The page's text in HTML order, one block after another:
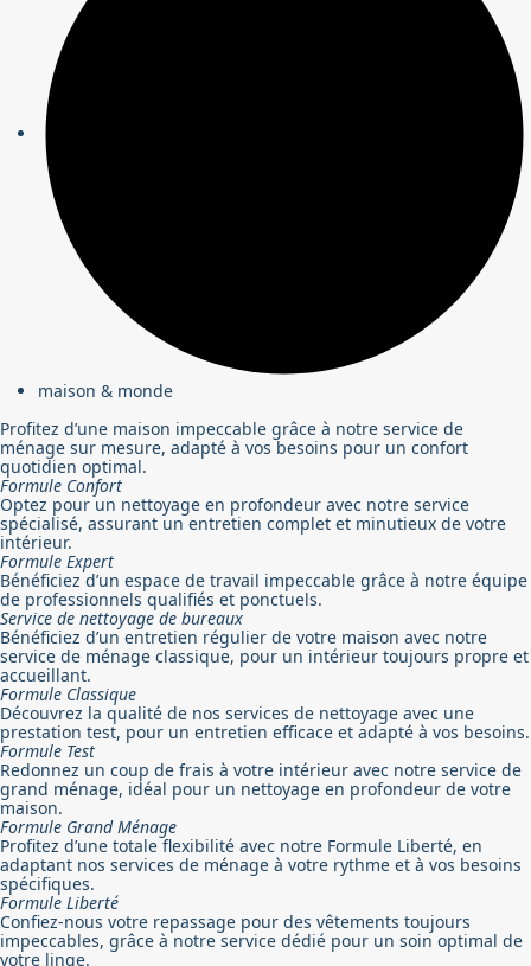
maison & monde
Profitez d’une maison impeccable grâce à notre service de
ménage sur mesure, adapté à vos besoins pour un confort
quotidien optimal.
Formule Confort
Optez pour un nettoyage en profondeur avec notre service
spécialisé, assurant un entretien complet et minutieux de votre
intérieur.
Formule Expert
Bénéficiez d’un espace de travail impeccable grâce à notre équipe
de professionnels qualifiés et ponctuels.
Service de nettoyage de bureaux
Bénéficiez d’un entretien régulier de votre maison avec notre
service de ménage classique, pour un intérieur toujours propre et
accueillant.
Formule Classique
Découvrez la qualité de nos services de nettoyage avec une
prestation test, pour un entretien efficace et adapté à vos besoins.
Formule Test
Redonnez un coup de frais à votre intérieur avec notre service de
grand ménage, idéal pour un nettoyage en profondeur de votre
maison.
Formule Grand Ménage
Profitez d’une totale flexibilité avec notre Formule Liberté, en
adaptant nos services de ménage à votre rythme et à vos besoins
spécifiques.
Formule Liberté
Confiez-nous votre repassage pour des vêtements toujours
impeccables, grâce à notre service dédié pour un soin optimal de
votre linge.